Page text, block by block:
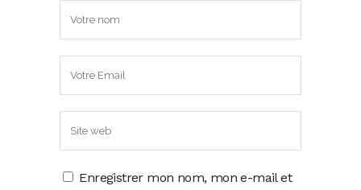
Enregistrer mon nom, mon e-mail et